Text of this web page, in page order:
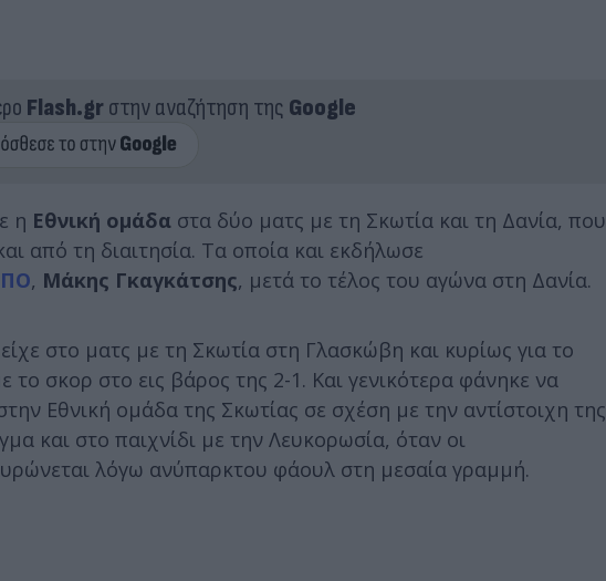
Flash.grστην αναζήτηση της Google
η Εθνική ομάδα στα δύο ματς με τη Σκωτία και τη Δανία, που
από τη διαιτησία. Τα οποία και εκδήλωσε
, Μάκης Γκαγκάτσης, μετά το τέλος του αγώνα στη Δανία.
στο ματς με τη Σκωτία στη Γλασκώβη και κυρίως για το
σκορ στο εις βάρος της 2-1. Και γενικότερα φάνηκε να
Εθνική ομάδα της Σκωτίας σε σχέση με την αντίστοιχη της
και στο παιχνίδι με την Λευκορωσία, όταν οι
λόγω ανύπαρκτου φάουλ στη μεσαία γραμμή.